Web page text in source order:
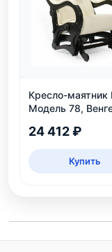
Кресло-маятник
Модель 78,
24 412 ₽
Купить